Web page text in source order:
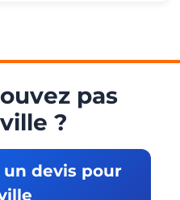
pas
?
devis pour